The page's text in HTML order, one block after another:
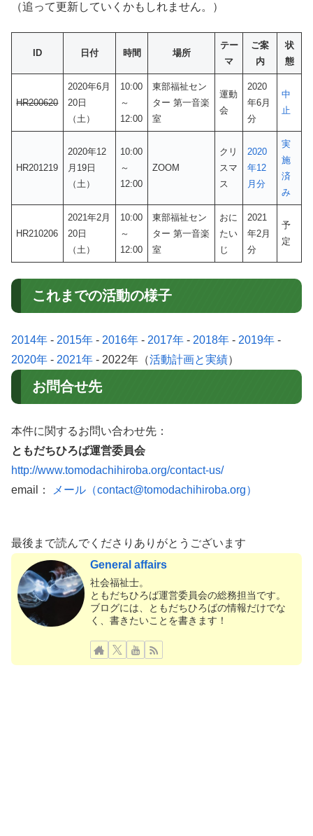
（追って更新していくかもしれません。）
ID 日付 時間 場所
テー
マ
ご案
内
状
態
HR200620
2020年6月
20日
（土）
10:00
～
12:00
東部福祉セン
ター 第一音楽
室
運動
会
2020
年6月
分
中
止
HR201219
2020年12
月19日
（土）
10:00
～
12:00
ZOOM
クリ
スマ
ス
2020
年12
月分
実
施
済
み
HR210206
2021年2月
20日
（土）
10:00
～
12:00
東部福祉セン
ター 第一音楽
室
おに
たい
じ
2021
年2月
分
予
定
これまでの活動の様子
2014年 - 2015年 - 2016年 - 2017年 - 2018年 - 2019年 -
2020年 - 2021年 - 2022年（活動計画と実績）
お問合せ先
本件に関するお問い合わせ先：
ともだちひろば運営委員会
http://www.tomodachihiroba.org/contact-us/
email：
メール（contact@tomodachihiroba.org）
最後まで読んでくださりありがとうございます
General affairs
社会福祉士。
ともだちひろば運営委員会の総務担当です。
ブログには、ともだちひろばの情報だけでな
く、書きたいことを書きます！